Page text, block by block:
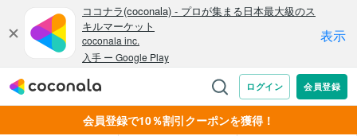
会員登録で10％割引クーポンを獲得！